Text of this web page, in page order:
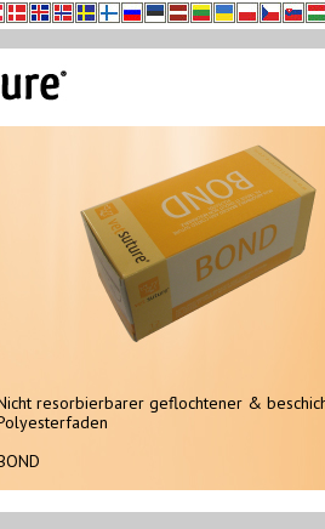
monofiler Polyamidfaden
resorbierbarer geflochtener &